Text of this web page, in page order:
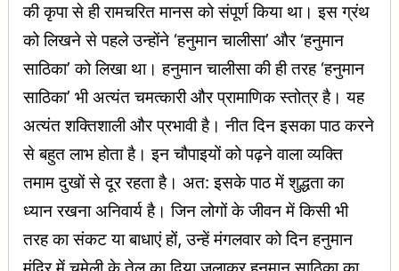
की कृपा से ही रामचरित मानस को संपूर्ण किया था। इस ग्रंथ
को लिखने से पहले उन्होंने ‘हनुमान चालीसा’ और ‘हनुमान
साठिका’ को लिखा था। हनुमान चालीसा की ही तरह ‘हनुमान
साठिका’ भी अत्यंत चमत्कारी और प्रामाणिक स्तोत्र है। यह
अत्यंत शक्तिशाली और प्रभावी है। नीत दिन इसका पाठ करने
से बहुत लाभ होता है। इन चौपाइयों को पढ़ने वाला व्यक्ति
तमाम दुखों से दूर रहता है। अत: इसके पाठ में शुद्धता का
ध्यान रखना अनिवार्य है। जिन लोगों के जीवन में किसी भी
तरह का संकट या बाधाएं हों, उन्हें मंगलवार को दिन हनुमान